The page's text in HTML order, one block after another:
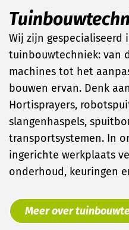
Wij zijn gespecialiseerd
tuinbouwtechniek: van
machines tot het
bouwen ervan. Denk
Hortisprayers,
slangenhaspels,
transportsystemen. In
ingerichte werkplaats
onderhoud, keuringen
Meer over